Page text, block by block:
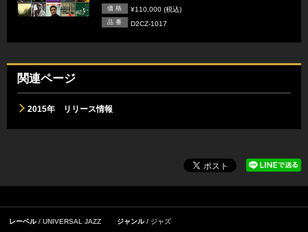
価 格 ¥110,000 (税込)
品 番 D2CZ-1017
関連ページ
2015年 リリース情報
レーベル UNIVERSAL JAZZ ジャンル ジャズ